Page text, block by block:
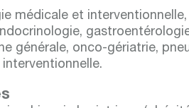
médicale et
générale, onco-gériatrie,